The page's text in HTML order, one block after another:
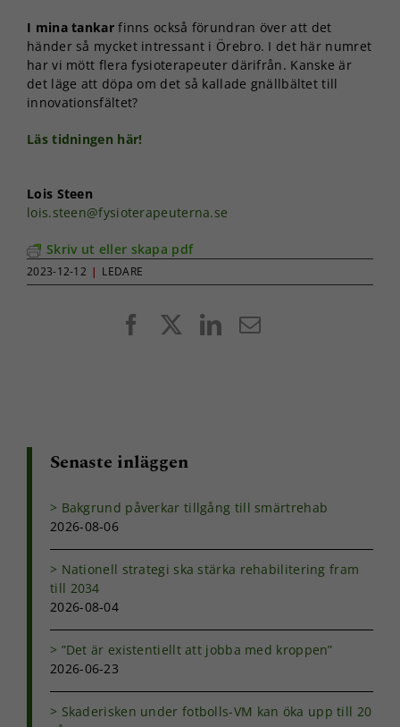
I mina tankarfinns också förundran över att det
händer så mycket intressant i Örebro. I det här numret
har vi mött flera fysioterapeuter därifrån. Kanske är
det läge att döpa om det så kallade gnällbältet till
innovationsfältet?
Läs tidningen här!
Lois Steen
lois.steen@fysioterapeuterna.se
Skriv ut eller skapa pdf
2023-12-12 | LEDARE
FacebookLinkedIn
E-
Senaste inläggen
Bakgrund påverkar tillgång till smärtrehab
2026-08-06
Nationell strategi ska stärka rehabilitering fram
till 2034
2026-08-04
”Det är existentiellt att jobba med kroppen”
2026-06-23
Skaderisken under fotbolls-VM kan öka upp till 20